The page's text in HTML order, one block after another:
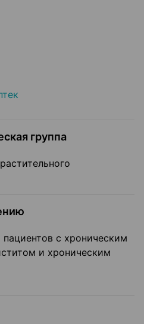
группа
с хроническим
и хроническим